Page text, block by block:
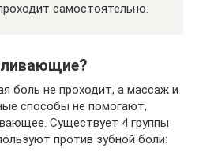
самостоятельно.
боль не проходит, а массаж и
способы не помогают,
Существует 4 группы
против зубной боли: